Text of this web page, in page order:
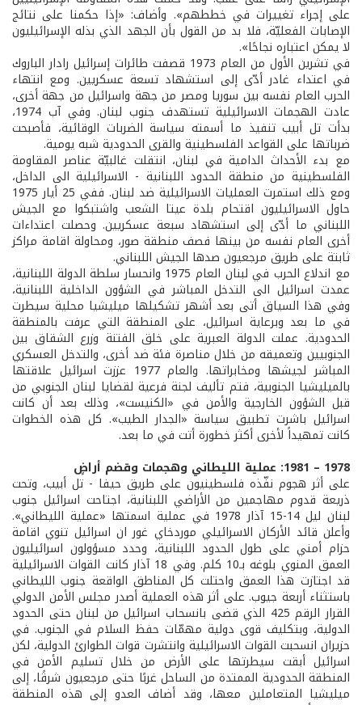
على إجراء تغييرات في خططهم». وأضاف: «إذا حكمنا على نتائج
الإصابات الفعليّة، فلا بد من القول بأن الجهد الذي بذله الإسرائيليون
لا يمكن اعتباره نجاحًا».
في تشرين الأول من العام 1973 قصفت طائرات إسرائيل رادار الباروك
في اعتداء غادر أدّى إلى استشهاد تسعة عسكريين. ومع انتهاء
الحرب العام نفسه بين سوريا ومصر من جهة واسرائيل من جهة أخرى،
عادت الهجمات الاسرائيلية تستهدف جنوب لبنان. وفي آب 1974،
بدأت تل أبيب تنفيذ ما أسمته سياسة الضربات الوقائية، فأصبحت
ضرباتها على القواعد الفلسطينية والقرى الحدودية شبه يومية.
مع بدء الأحداث الدامية في لبنان، انتقلت غالبيّة عناصر المقاومة
الفلسطينية من منطقة الحدود اللبنانية - الاسرائيلية الى الداخل،
ومع ذلك استمرت العمليات الاسرائيلية ضد لبنان. ففي 25 أيار 1975
حاول الاسرائيليون اقتحام بلدة عيتا الشعب واشتبكوا مع الجيش
اللبناني ما أدّى إلى استشهاد سبعة عسكريين. وحصلت اعتداءات
أخرى العام نفسه من بينها قصف منطقة صور، ومحاولة اقامة مراكز
ثابتة على طريق مرجعيون صدها الجيش اللبناني.
مع اندلاع الحرب في لبنان العام 1975 وانحسار سلطة الدولة اللبنانية،
عمدت اسرائيل الى التدخل المباشر في الشؤون الداخلية اللبنانية،
وفي هذا السياق أتى بعد أشهر تشكيلها ميليشيا محلية سيطرت
في ما بعد وبرعاية اسرائيل، على المنطقة التي عرفت بالمنطقة
الحدودية. عملت الدولة العبرية على خلق الفتنة وزرع الشقاق بين
الجنوبيين وتعميقه من خلال مناصرة فئة ضد أخرى، والتدخل العسكري
المباشر لجيشها ومخابراتها. والعام 1977 عززت اسرائيل علاقتها
بالميليشيا الجنوبية، فتم تأليف لجنة فرعية لقضايا لبنان الجنوبي من
قبل الشؤون الخارجية والأمن في «الكنيست»، وذلك بعد أن كانت
اسرائيل باشرت تطبيق سياسة «الجدار الطيب». كل هذه الخطوات
كانت تمهيداً لأخرى أكثر خطورة أتت في ما بعد.
1978 – 1981: عملية الليطاني وهجمات وقضم أراضٍ
على أثر هجوم نفّذه فلسطينيون على طريق حيفا - تل أبيب، وتحت
ذريعة قدوم مهاجمين من الأراضي اللبنانية، اجتاحت اسرائيل جنوب
لبنان ليل 14-15 آذار 1978 في عملية اسمتها «عملية الليطاني».
وأعلن قائد الأركان الاسرائيلي موردخاي غور ان اسرائيل تنوي اقامة
حزام أمني على طول الحدود اللبنانية، وحدد مسؤولون اسرائيليون
العمق المنوي بلوغه بـ10 كلم. وفي 18 آذار كانت القوات الاسرائيلية
قد اجتازت هذا العمق واحتلت كل المناطق الواقعة جنوب الليطاني
باستثناء أربعة جيوب. على أثر هذه العملية أصدر مجلس الأمن الدولي
القرار الرقم 425 الذي قضى بانسحاب اسرائيل من لبنان حتى الحدود
الدولية، وبتكليف قوى دولية مهمّات حفظ السلام في الجنوب. في
حزيران انسحبت القوات الاسرائيلية وانتشرت قوات الطوارئ الدولية، لكن
اسرائيل أبقت سيطرتها على الأرض من خلال تسليم الأمن في
المنطقة الحدودية الممتدة من الساحل غربًا حتى مرجعيون شرقًا، إلى
ميليشيا المتعاملين معها، وقد أضاف العدو إلى هذه المنطقة